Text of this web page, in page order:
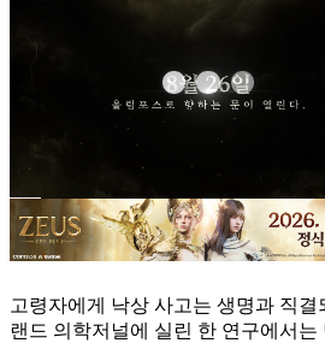
고령자에게 낙상 사고는 생명과 직
랜드 의학저널에 실린 한 연구에서는